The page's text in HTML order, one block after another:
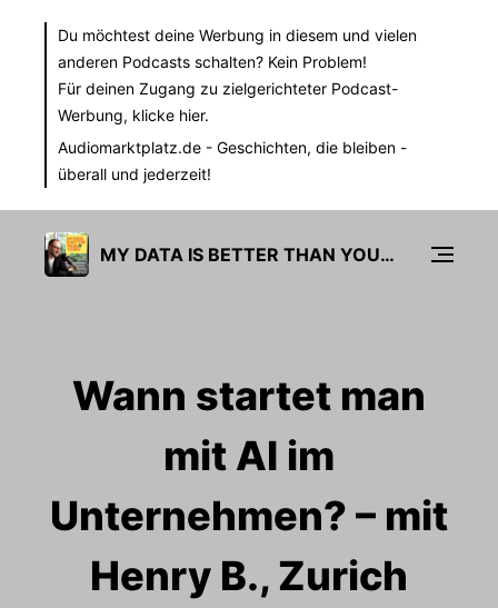
Du möchtest deine Werbung in diesem und vielen
anderen Podcasts schalten? Kein Problem!
Für deinen Zugang zu zielgerichteter Podcast-
Werbung, klicke hier.
Audiomarktplatz.de - Geschichten, die bleiben -
überall und jederzeit!
MY DATA IS BETTER THAN YOURS
Wann startet man
mit AI im
Unternehmen? – mit
Henry B., Zurich